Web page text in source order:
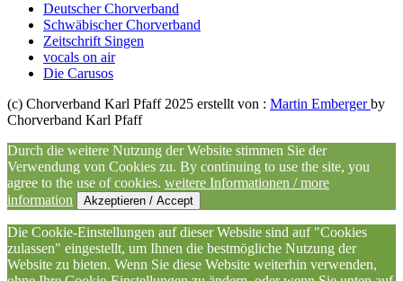
Deutscher Chorverband
Schwäbischer Chorverband
Zeitschrift Singen
vocals on air
Die Carusos
(c) Chorverband Karl Pfaff 2025 erstellt von : Martin Embergerby
Chorverband Karl Pfaff
Durch die weitere Nutzung der Website stimmen Sie der
Verwendung von Cookies zu. By continuing to use the site, you
agree to the use of cookies. weitere Informationen / more
information
Akzeptieren / Accept
Die Cookie-Einstellungen auf dieser Website sind auf "Cookies
zulassen" eingestellt, um Ihnen die bestmögliche Nutzung der
Website zu bieten. Wenn Sie diese Website weiterhin verwenden,